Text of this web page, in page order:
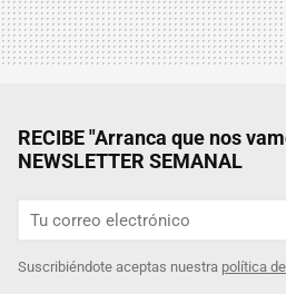
RECIBE "Arranca que nos
NEWSLETTER SEMANAL
Suscribiéndote aceptas nuestra política